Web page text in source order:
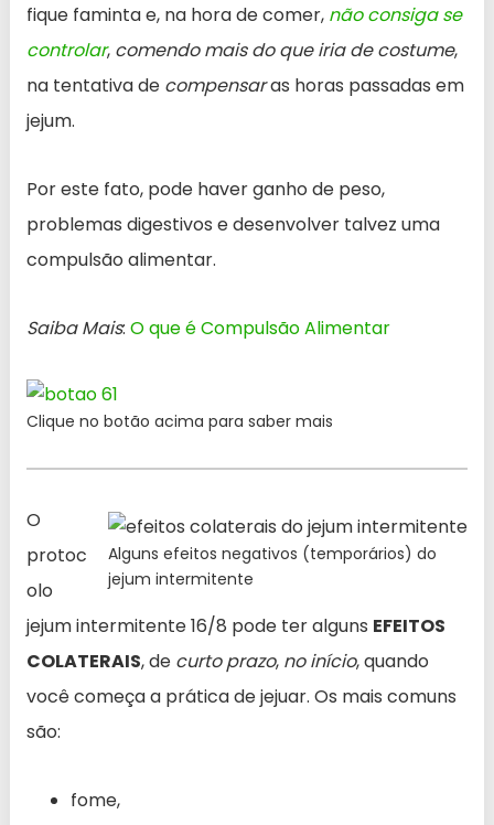
fique faminta e, na hora de comer, não consiga se
controlar, comendo mais do que iria de costume,
na tentativa de compensaras horas passadas em
jejum.
Por este fato, pode haver ganho de peso,
problemas digestivos e desenvolver talvez uma
compulsão alimentar.
Saiba Mais: O que é Compulsão Alimentar
Clique no botão acima para saber mais
Alguns efeitos negativos (temporários) do
jejum intermitente
O
protoc
olo
jejum intermitente 16/8 pode ter alguns EFEITOS
COLATERAIS, de curto prazo, no início, quando
você começa a prática de jejuar. Os mais comuns
são:
fome,